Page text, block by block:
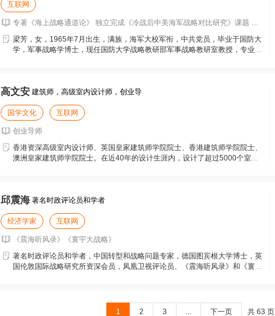
互联网
专著《海上战略通道论》 独立完成《冷战后中美海军战略对比研究》课题 主编
梁芳，女，1965年7月出生，满族，海军大校军衔，中共党员，毕业于国防大
学，军事战略学博士，现任国防大学战略教研部军事战略教研室教授，专业技
高文安 建筑师，高级室内设计师，创业导
国学文化 互联网
创业导师
香港资深高级室内设计师、英国皇家建筑师学院院士、香港建筑师学院院士、
澳洲皇家建筑师学院院士。在近40年的设计生涯内，设计了超过5000个室内
邱震海 著名时政评论员和学者
经济学家 互联网
《震海听风录》《寰宇大战略》
著名时政评论员和学者，中国转型和战略问题专家，德国图宾根大学博士，英
国伦敦国际战略研究所资深会员，凤凰卫视评论员、《震海听风录》和《寰宇
1 2 3 ... 下一页 共 63 页